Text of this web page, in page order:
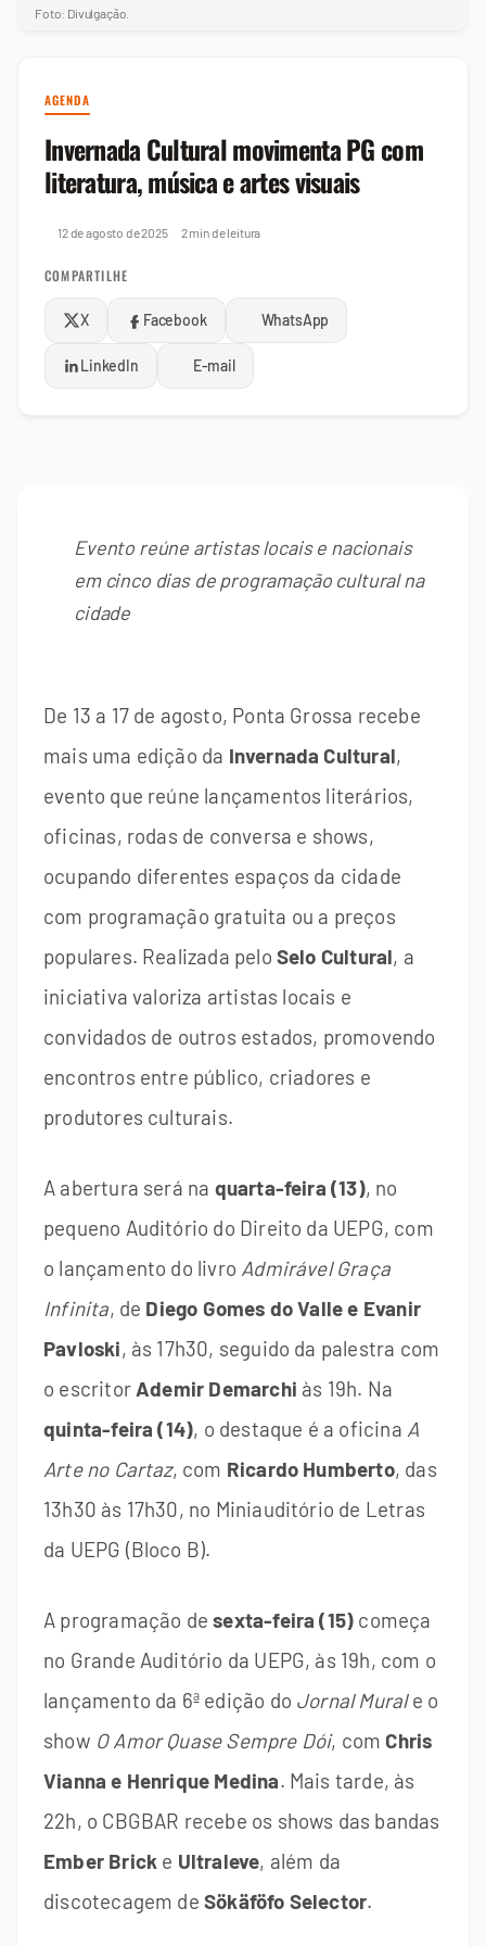
Foto: Divulgação.
AGENDA
Invernada Cultural movimenta PG com
literatura, música e artes visuais
12 de agosto de 2025 2 min de leitura
COMPARTILHE
X Facebook WhatsApp
LinkedIn E-mail
Evento reúne artistas locais e nacionais
em cinco dias de programação cultural na
cidade
De 13 a 17 de agosto, Ponta Grossa recebe
mais uma edição da Invernada Cultural,
evento que reúne lançamentos literários,
oficinas, rodas de conversa e shows,
ocupando diferentes espaços da cidade
com programação gratuita ou a preços
populares. Realizada pelo Selo Cultural, a
iniciativa valoriza artistas locais e
convidados de outros estados, promovendo
encontros entre público, criadores e
produtores culturais.
A abertura será na quarta-feira (13), no
pequeno Auditório do Direito da UEPG, com
o lançamento do livro Admirável Graça
Infinita, de Diego Gomes do Valle e Evanir
Pavloski, às 17h30, seguido da palestra com
o escritor Ademir Demarchi às 19h. Na
quinta-feira (14), o destaque é a oficina A
Arte no Cartaz, com Ricardo Humberto, das
13h30 às 17h30, no Miniauditório de Letras
da UEPG (Bloco B).
A programação desexta-feira (15) começa
no Grande Auditório da UEPG, às 19h, com o
lançamento da 6ª edição do Jornal Murale o
show O Amor Quase Sempre Dói, com Chris
Vianna e Henrique Medina. Mais tarde, às
22h, o CBGBAR recebe os shows das bandas
Ember Brick e Ultraleve, além da
discotecagem deSökäföfo Selector.